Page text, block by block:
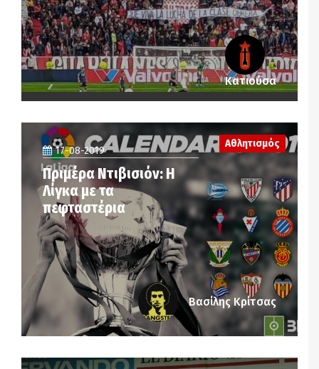
Κατιούσα
17-08-2019
Πριμέρα Ντιβισιόν: Η
Λίγκα με τα
πεφταστέρια
Αθλητισμός
Βασίλης Κρίτσας